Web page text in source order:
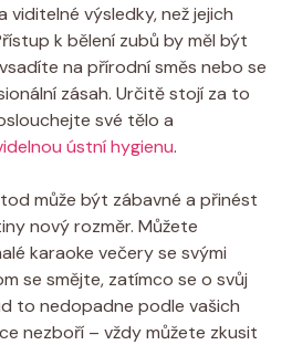
viditelné výsledky, než jejich
k bělení zubů by měl být
na přírodní směs nebo se
zásah. Určitě stojí za to
své tělo a
ústní hygienu.
může být zábavné a přinést
nový rozměr. Můžete
karaoke večery se svými
se smějte, zatímco se o svůj
to nedopadne podle vašich
nezboří – vždy můžete zkusit